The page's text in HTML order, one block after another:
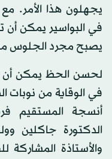
يجهلون هذا الأمر.
في البواسير يمكن أن
يصبح مجرد الجلوس
لحسن الحظ يمكن
في الوقاية من نوبات
أنسجة المستقيم
الدكتورة جاكلين
والأستاذة